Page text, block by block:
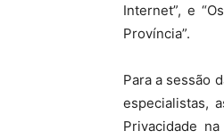
Internet”, e
Província”.
Para a sessão
especialistas,
Privacidade